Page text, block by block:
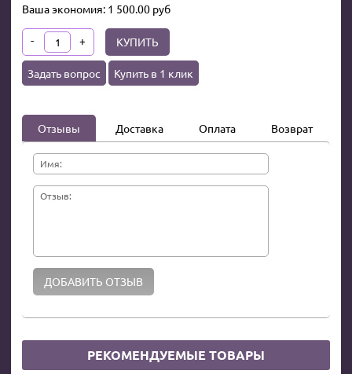
Ваша экономия: 1 500.00 руб
- + КУПИТЬ
Задать вопрос Купить в 1 клик
Отзывы Доставка Оплата Возврат
Имя:
Отзыв:
РЕКОМЕНДУЕМЫЕ ТОВАРЫ